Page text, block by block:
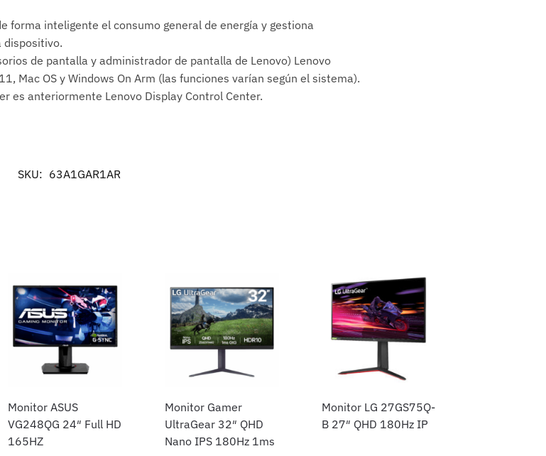
forma inteligente el consumo general de energía y gestiona
dispositivo.
de pantalla y administrador de pantalla de Lenovo) Lenovo
Mac OS y Windows On Arm (las funciones varían según el sistema).
es anteriormente Lenovo Display Control Center.
SKU: 63A1GAR1AR
Monitor ASUS
VG248QG 24″ Full HD
165HZ
Monitor Gamer
UltraGear 32″ QHD
Nano IPS 180Hz 1ms
Monitor LG 27GS75Q-
B 27″ QHD 180Hz IP